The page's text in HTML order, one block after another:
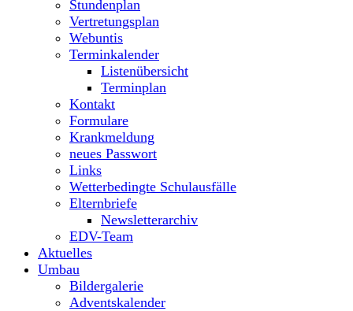
Stundenplan
Vertretungsplan
Webuntis
Terminkalender
Listenübersicht
Terminplan
Kontakt
Formulare
Krankmeldung
neues Passwort
Links
Wetterbedingte Schulausfälle
Elternbriefe
Newsletterarchiv
EDV-Team
Aktuelles
Umbau
Bildergalerie
Adventskalender